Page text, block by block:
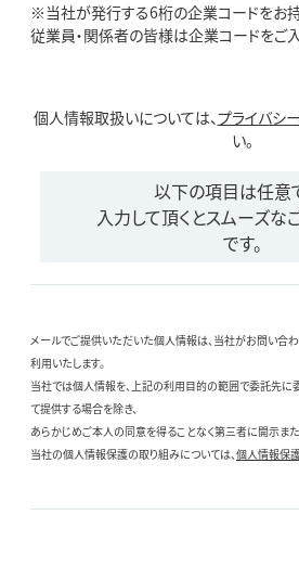
※当社が発行する6桁の企業コードをお
従業員・関係者の皆様は企業コードをご入
個人情報取扱いについては、プライバシ
い。
以下の項目は任意
入力して頂くとスムーズな
です。
メールでご提供いただいた個人情報は、当社がお問い合
利用いたします。
当社では個人情報を、上記の利用目的の範囲で委託先
て提供する場合を除き、
あらかじめご本人の同意を得ることなく第三者に開示ま
当社の個人情報保護の取り組みについては、個人情報保